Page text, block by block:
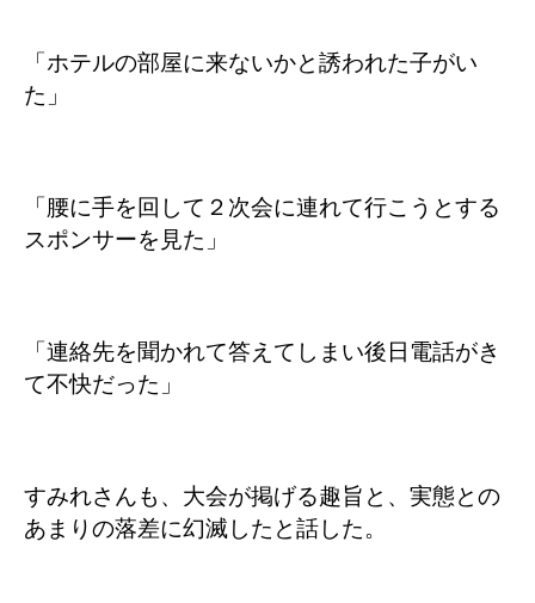
「ホテルの部屋に来ないかと誘われた子がい
た」
「腰に手を回して２次会に連れて行こうとする
スポンサーを見た」
「連絡先を聞かれて答えてしまい後日電話がき
て不快だった」
すみれさんも、大会が掲げる趣旨と、実態との
あまりの落差に幻滅したと話した。